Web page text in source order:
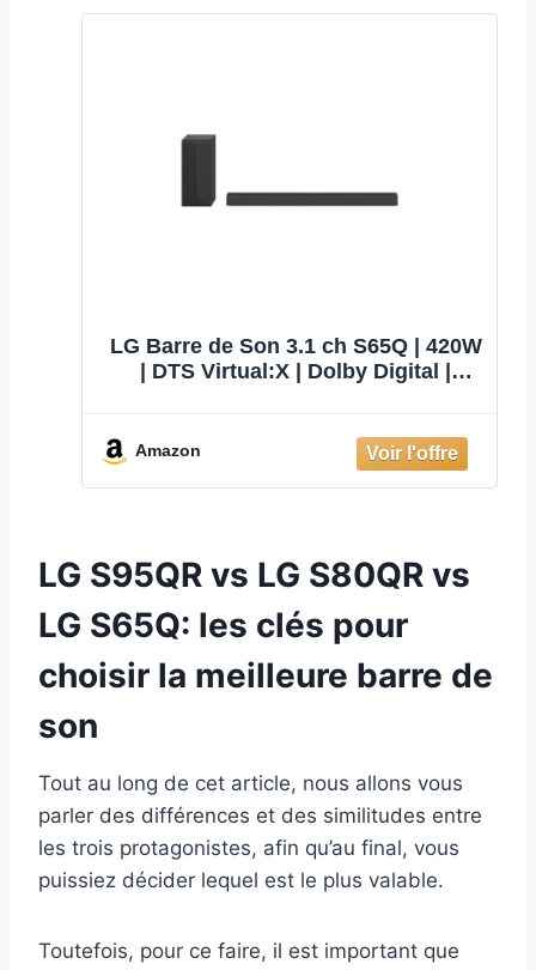
LG Barre de Son 3.1 ch S65Q | 420W
| DTS Virtual:X | Dolby Digital |
Amazon
LG S95QR vs LG S80QR vs
LG S65Q: les clés pour
choisir la meilleure barre de
son
Tout au long de cet article, nous allons vous
parler des différences et des similitudes entre
les trois protagonistes, afin qu’au final, vous
puissiez décider lequel est le plus valable.
Toutefois, pour ce faire, il est important que